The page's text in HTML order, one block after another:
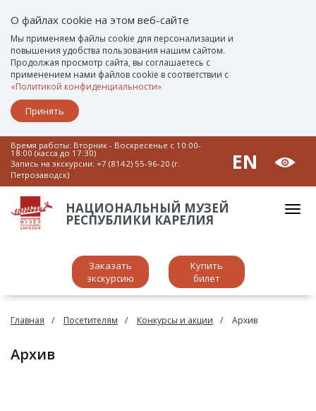
О файлах cookie на этом веб-сайте
Мы применяем файлы cookie для персонализации и
повышения удобства пользования нашим сайтом.
Продолжая просмотр сайта, вы соглашаетесь с
применением нами файлов cookie в соответствии с
«Политикой конфиденциальности»
Принять
Время работы: Вторник - Воскресенье c 10:00-
18:00 (касса до 17:30)
Запись на экскурсии: +7 (8142) 55-96-20 (г.
Петрозаводск)
EN
НАЦИОНАЛЬНЫЙ МУЗЕЙ
РЕСПУБЛИКИ КАРЕЛИЯ
Заказать
экскурсию
Купить
билет
Главная Посетителям Конкурсы и акции Архив
Архив